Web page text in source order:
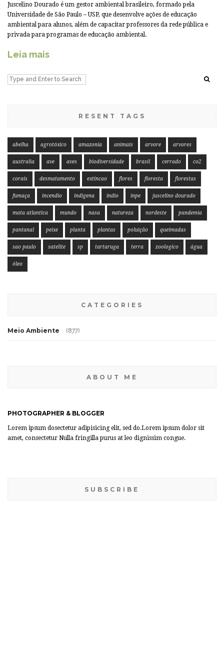
Juscelino Dourado é um gestor ambiental brasileiro, formado pela
Universidade de São Paulo – USP, que desenvolve ações de educação
ambiental para alunos, além de capacitar professores da rede pública e
privada para programas de educação ambiental.
Leia mais
RESENT TAGS
abelha agrotóxico amazonia animais arvore arvores
australia ave aves biodiversidade brasil cerrado co2
corais desmatamento extincao flores floresta florestas
fumaça incendio indigena indio inpe juscelino dourado
mata atlantica mundo nasa natureza nordeste pandemia
pantanal peixe planta plantas poluição queimadas
sao paulo satelite sp tartaruga terra zoologico água
óleo
CATEGORIES
Meio Ambiente (877)
ABOUT ME
PHOTOGRAPHER & BLOGGER
Lorem ipsum dosectetur adipisicing elit, sed do.Lorem ipsum dolor sit
amet, consectetur Nulla fringilla purus at leo dignissim congue.
SUBSCRIBE